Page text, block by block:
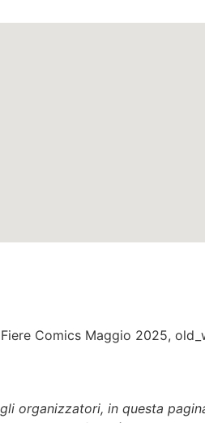
Fiere Comics Maggio 2025,
organizzatori, in questa